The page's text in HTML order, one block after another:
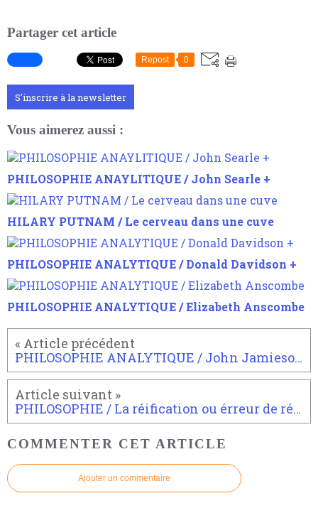
Partager cet article
Repost 0
S'inscrire à la newsletter
Vous aimerez aussi :
PHILOSOPHIE ANAYLITIQUE / John Searle +
HILARY PUTNAM / Le cerveau dans une cuve
PHILOSOPHIE ANALYTIQUE / Donald Davidson +
PHILOSOPHIE ANALYTIQUE / Elizabeth Anscombe
PHILOSOPHIE ANALYTIQUE / John Jamieson Carswell Smart
PHILOSOPHIE / La réification ou érreur de réification
COMMENTER CET ARTICLE
Ajouter un commentaire